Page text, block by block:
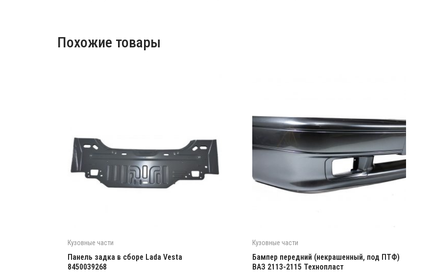
Похожие товары
Кузовные части
Панель задка в сборе Lada Vesta
8450039268
Кузовные части
Бампер передний (некрашенный, под ПТФ)
ВАЗ 2113-2115 Технопласт